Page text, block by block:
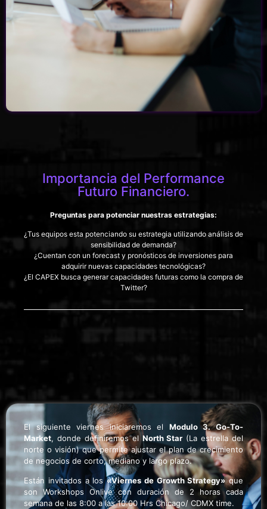
Importancia del Performance
Futuro Financiero.
Preguntas para potenciar nuestras estrategias:
¿Tus equipos esta potenciando su estrategia utilizando análisis de
sensibilidad de demanda?
¿Cuentan con un forecast y pronósticos de inversiones para
adquirir nuevas capacidades tecnológicas?
¿El CAPEX busca generar capacidades futuras como la compra de
Twitter?
El siguiente viernes iniciaremos el Modulo 3. Go-To-
Market, donde definiremos elNorth Star (La estrella del
norte o visión) que permite ajustar el plan de crecimiento
de negocios de corto, mediano y largo plazo.
Están invitados a los«Viernes de Growth Strategy»que
son Workshops Onlive con duración de 2 horas cada
semana de las 8:00 a las 10:00 Hrs Chicago/ CDMX time.